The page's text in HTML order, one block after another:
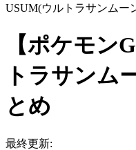
USUM(ウルトラサンムー
【ポケモン
トラサンム
とめ
最終更新: